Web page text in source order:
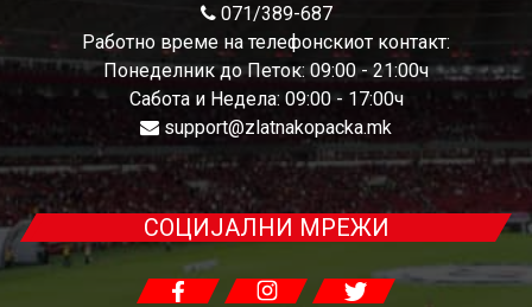
071/389-687
Работно време на телефонскиот контакт:
Понеделник до Петок: 09:00 - 21:00ч
Сабота и Недела: 09:00 - 17:00ч
support@zlatnakopacka.mk
СОЦИЈАЛНИ МРЕЖИ